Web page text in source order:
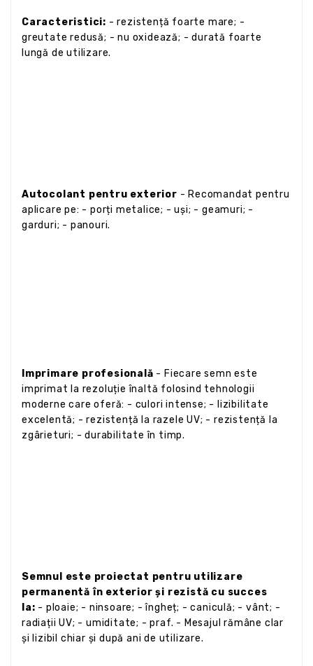
Caracteristici: - rezistență foarte mare; -
greutate redusă; - nu oxidează; - durată foarte
lungă de utilizare.
Autocolant pentru exterior - Recomandat pentru
aplicare pe: - porți metalice; - uși; - geamuri; -
garduri; - panouri.
Imprimare profesională - Fiecare semn este
imprimat la rezoluție înaltă folosind tehnologii
moderne care oferă: - culori intense; - lizibilitate
excelentă; - rezistență la razele UV; - rezistență la
zgârieturi; - durabilitate în timp.
Semnul este proiectat pentru utilizare
permanentă în exterior și rezistă cu succes
la: - ploaie; - ninsoare; - îngheț; - caniculă; - vânt; -
radiații UV; - umiditate; - praf. - Mesajul rămâne clar
și lizibil chiar și după ani de utilizare.